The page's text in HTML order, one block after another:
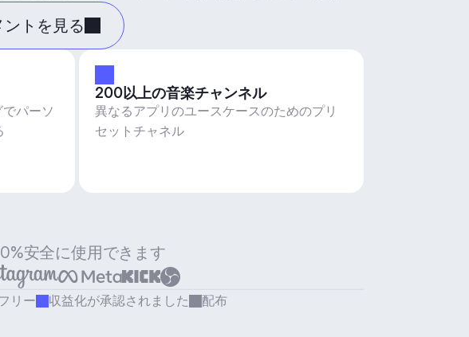
ントを見る
パーソ
200以上の音楽チャンネル
異なるアプリのユースケースのためのプリ
セットチャネル
安全に使用できます
リー 収益化が承認されました 配布